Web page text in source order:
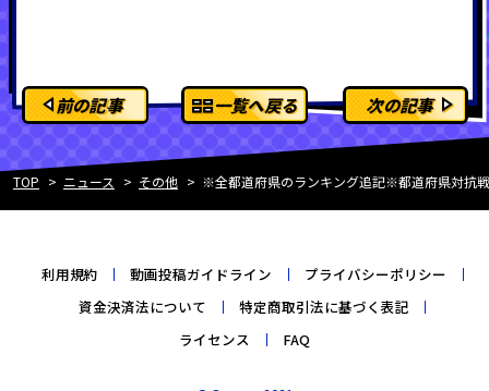
前の記事 一覧へ戻る 次の記事
TOP ニュース その他 ※全都道府県のランキング追記※都道府県対抗
利用規約 動画投稿ガイドライン
プライバシーポリシー
資金決済法について
特定商取引法に基づく表記
ライセンス
FAQ